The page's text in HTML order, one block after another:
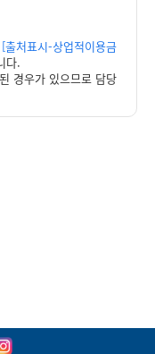
[출처표시-상업적이용금
다.
경우가 있으므로 담당